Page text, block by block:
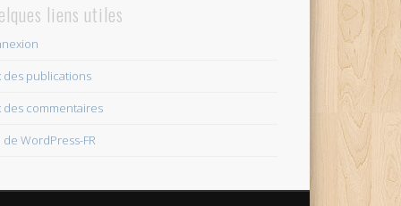
liens utiles
des publications
des commentaires
de WordPress-FR